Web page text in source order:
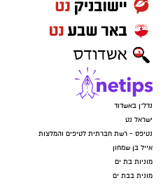
נדל"ן באשדוד
ישראל נט
נטיפס - רשת חברתית לטיפים והמלצות
אייל בן שמחון
מוניות בת ים
מונית בבת ים